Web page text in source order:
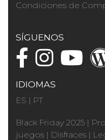
Condiciones de
SÍGUENOS
IDIOMAS
ES | PT
Black Friday 2025 |
juegos | Disfraces |